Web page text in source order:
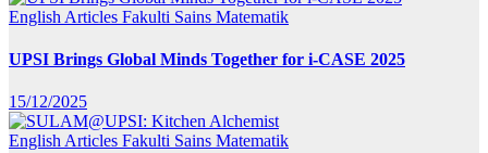
English Articles Fakulti Sains Matematik
UPSI Brings Global Minds Together for i-CASE 2025
15/12/2025
English Articles Fakulti Sains Matematik